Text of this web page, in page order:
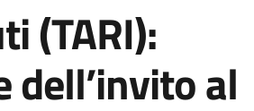
(TARI):
al